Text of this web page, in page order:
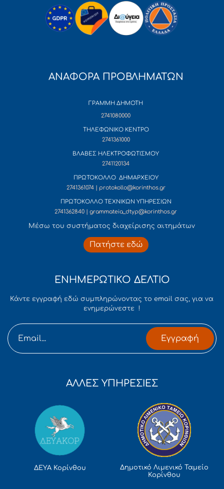
ΑΝΑΦΟΡΑ ΠΡΟΒΛΗΜΑΤΩΝ
ΓΡΑΜΜΗ ΔΗΜΟΤΗ
2741080000
ΤΗΛΕΦΩΝΙΚΟ ΚΕΝΤΡΟ
2741361000
ΒΛΑΒΕΣ ΗΛΕΚΤΡΟΦΩΤΙΣΜΟΥ
2741120134
ΠΡΩΤΟΚΟΛΛΟ ΔΗΜΑΡΧΕΙΟΥ
2741361074 | protokollo@korinthos.gr
ΠΡΩΤΟΚΟΛΛΟ ΤΕΧΝΙΚΩΝ ΥΠΗΡΕΣΙΩΝ
2741362840 | grammateia_dtyp@korinthos.gr
Mέσω του συστήματος διαχείρισης αιτημάτων
Πατήστε εδώ
ΕΝΗΜΕΡΩΤΙΚΟ ΔΕΛΤΙΟ
Κάντε εγγραφή εδώ συμπληρώνοντας το email σας, για να
ενημερώνεστε !
Εγγραφή
ΑΛΛΕΣ ΥΠΗΡΕΣΙΕΣ
ΔΕΥΑ Κορίνθου
Δημοτικό Λιμενικό Ταμείο
Κορίνθου